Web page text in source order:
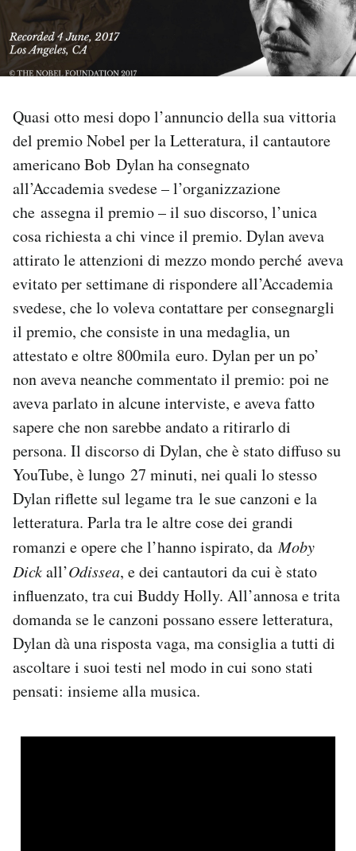
PODCAST
I MIEI PREFERITI
SHOP
CALENDARIO
AREA PERSONALE
Area Personale
Newsletter
Regala il Post
Hai bisogno di aiuto?
Esci
Quasi otto mesi dopo l’annuncio della sua vittoria
del premio Nobel per la Letteratura, il cantautore
americano Bob Dylan ha consegnato
all’Accademia svedese – l’organizzazione
che assegna il premio – il suo discorso, l’unica
cosa richiesta a chi vince il premio. Dylan aveva
attirato le attenzioni di mezzo mondo perché aveva
evitato per settimane di rispondere all’Accademia
svedese, che lo voleva contattare per consegnargli
il premio, che consiste in una medaglia, un
attestato e oltre 800mila euro. Dylan per un po’
non aveva neanche commentato il premio: poi ne
aveva parlato in alcune interviste, e aveva fatto
sapere che non sarebbe andato a ritirarlo di
persona. Il discorso di Dylan, che è stato diffuso su
YouTube, è lungo 27 minuti, nei quali lo stesso
Dylan riflette sul legame tra le sue canzoni e la
letteratura. Parla tra le altre cose dei grandi
romanzi e opere che l’hanno ispirato, daMoby
Dickall’Odissea, e dei cantautori da cui è stato
influenzato, tra cui Buddy Holly. All’annosa e trita
domanda se le canzoni possano essere letteratura,
Dylan dà una risposta vaga, ma consiglia a tutti di
ascoltare i suoi testi nel modo in cui sono stati
pensati: insieme alla musica.